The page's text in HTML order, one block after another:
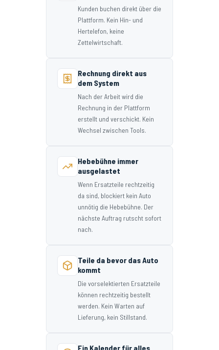
Kunden buchen direkt über die
Plattform. Kein Hin- und
Hertelefon, keine
Zettelwirtschaft.
Rechnung direkt aus
dem System
Nach der Arbeit wird die
Rechnung in der Plattform
erstellt und verschickt. Kein
Wechsel zwischen Tools.
Hebebühne immer
ausgelastet
Wenn Ersatzteile rechtzeitig
da sind, blockiert kein Auto
unnötig die Hebebühne. Der
nächste Auftrag rutscht sofort
nach.
Teile da bevor das Auto
kommt
Die vorselektierten Ersatzteile
können rechtzeitig bestellt
werden. Kein Warten auf
Lieferung, kein Stillstand.
Ein Kalender für alles